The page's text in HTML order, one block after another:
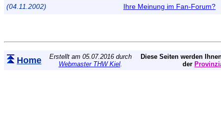
(04.11.2002) Ihre Meinung im Fan-Forum?
Home
Erstellt am 05.07.2016 durch
Webmaster THW Kiel.
Diese Seiten werden
der